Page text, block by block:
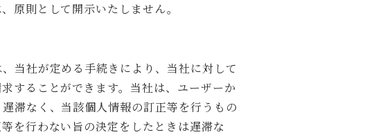
原則として開示いたしません。
当社が定める手続きにより、当社に対して
することができます。当社は、ユーザーか
滞なく、当該個人情報の訂正等を行うもの
を行わない旨の決定をしたときは遅滞な